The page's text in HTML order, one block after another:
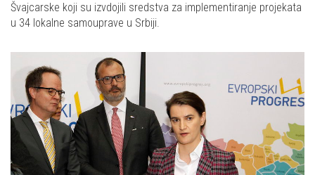
Švajcarske koji su izvdojili sredstva za implementiranje projekata
u 34 lokalne samouprave u Srbiji.